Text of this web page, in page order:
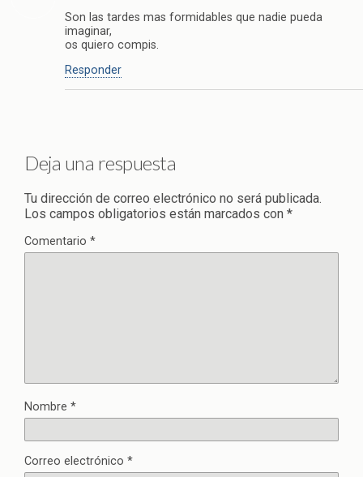
Son las tardes mas formidables que nadie pueda
imaginar,
os quiero compis.
Responder
Deja una respuesta
Tu dirección de correo electrónico no será publicada.
Los campos obligatorios están marcados con *
Comentario *
Nombre *
Correo electrónico *